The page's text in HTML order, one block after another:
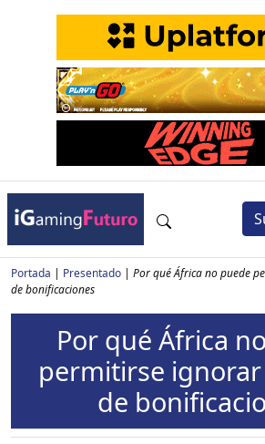
Portada | Presentado | Por qué África no puede
de bonificaciones
Por qué África
permitirse
de